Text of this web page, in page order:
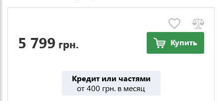
5 799 грн. Купить
Кредит или частями
от 400 грн. в месяц